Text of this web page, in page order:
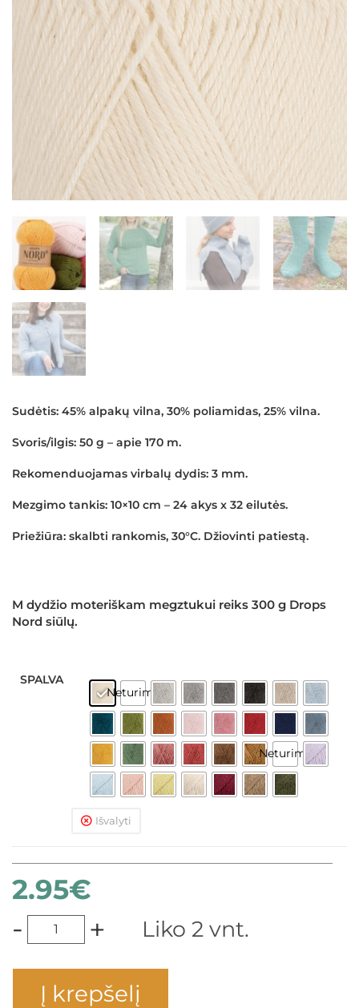
Sudėtis: 45% alpakų vilna, 30% poliamidas, 25% vilna.
Svoris/ilgis: 50 g – apie 170 m.
Rekomenduojamas virbalų dydis: 3 mm.
Mezgimo tankis: 10×10 cm – 24 akys x 32 eilutės.
Priežiūra: skalbti rankomis, 30°C. Džiovinti patiestą.
M dydžio moteriškam megztukui reiks 300 g Drops
Nord siūlų.
SPALVA
Neturime
Neturime
Išvalyti
2.95€
- + Liko 2 vnt.
Į krepšelį